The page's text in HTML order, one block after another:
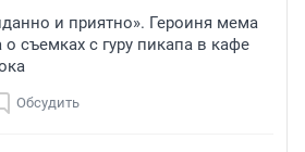
и приятно». Героиня мема
съемках с гуру пикапа в кафе
Обсудить